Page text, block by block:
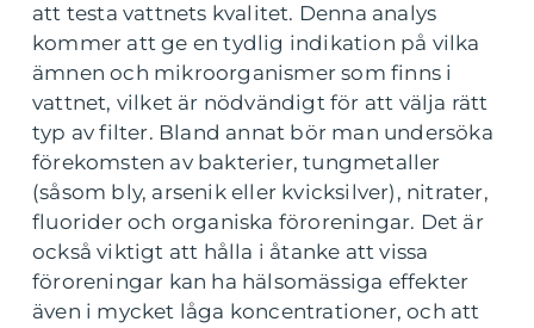
att testa vattnets kvalitet. Denna analys
kommer att ge en tydlig indikation på vilka
ämnen och mikroorganismer som finns i
vattnet, vilket är nödvändigt för att välja rätt
typ av filter. Bland annat bör man undersöka
förekomsten av bakterier, tungmetaller
(såsom bly, arsenik eller kvicksilver), nitrater,
fluorider och organiska föroreningar. Det är
också viktigt att hålla i åtanke att vissa
föroreningar kan ha hälsomässiga effekter
även i mycket låga koncentrationer, och att